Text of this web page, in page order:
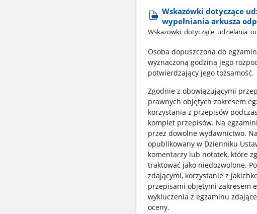
Wskazówki dotyczące
wypełniania arkusza
Osoba dopuszczona do
wyznaczoną godziną jego
potwierdzający jego tożsamość.
Zgodnie z obowiązującymi
prawnych objętych zakresem
korzystania z przepisów
komplet przepisów. Na
przez dowolne wydawnictwo.
opublikowany w Dzienniku
komentarzy lub notatek, które
traktować jako niedozwolone.
zdającymi, korzystanie z
przepisami objętymi zakresem
wykluczenia z egzaminu
oceny.